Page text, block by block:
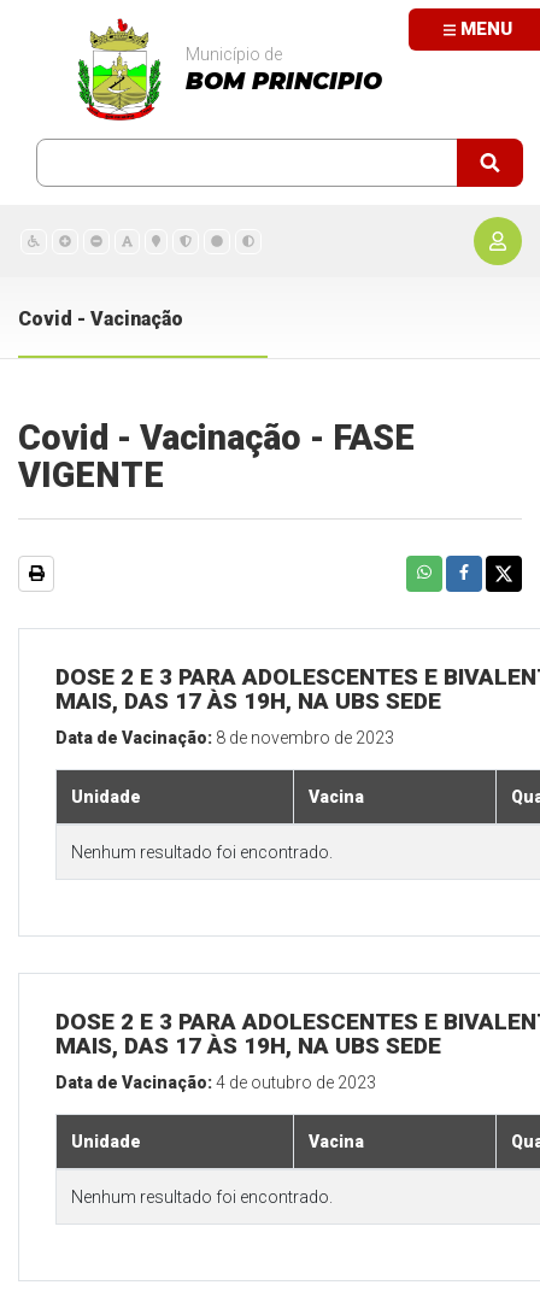
MENU
Município de
BOM PRINCIPIO
Covid - Vacinação
Covid - Vacinação - FASE
VIGENTE
DOSE 2 E 3 PARA ADOLESCENTES E
MAIS, DAS 17 ÀS 19H, NA UBS SEDE
Data de Vacinação: 8 de novembro de 2023
Unidade Vacina
Nenhum resultado foi encontrado.
DOSE 2 E 3 PARA ADOLESCENTES E
MAIS, DAS 17 ÀS 19H, NA UBS SEDE
Data de Vacinação:4 de outubro de 2023
Unidade Vacina
Nenhum resultado foi encontrado.